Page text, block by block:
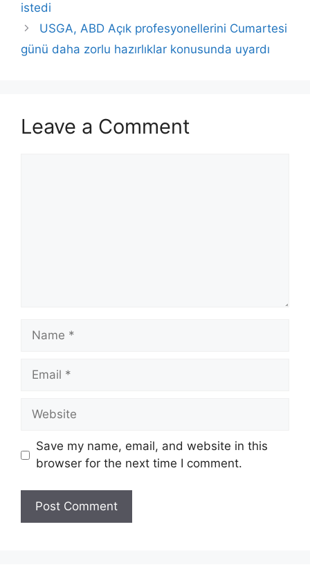
istedi
USGA, ABD Açık profesyonellerini Cumartesi
günü daha zorlu hazırlıklar konusunda uyardı
Leave a Comment
Name
Email
Website
Save my name, email, and website in this
browser for the next time I comment.